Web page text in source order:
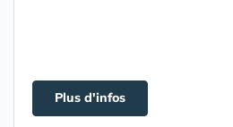
Plus d'infos